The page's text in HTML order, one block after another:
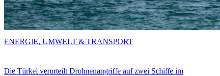
Die Türkei verurteilt Drohnenangriffe auf zwei Schiffe im
ENERGIE, UMWELT & TRANSPORT